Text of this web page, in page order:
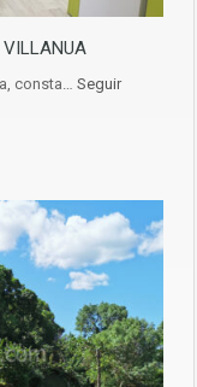
VILLANUA
consta… Seguir